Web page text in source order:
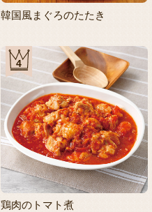
韓国風まぐろのたたき
4
鶏肉のトマト煮